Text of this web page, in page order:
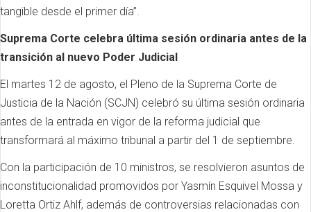
tangible desde el primer día”.
Suprema Corte celebra última sesión ordinaria antes de la
transición al nuevo Poder Judicial
El martes 12 de agosto, el Pleno de la Suprema Corte de
Justicia de la Nación (SCJN) celebró su última sesión ordinaria
antes de la entrada en vigor de la reforma judicial que
transformará al máximo tribunal a partir del 1 de septiembre.
Con la participación de 10 ministros, se resolvieron asuntos de
inconstitucionalidad promovidos por Yasmín Esquivel Mossa y
Loretta Ortiz Ahlf, además de controversias relacionadas con